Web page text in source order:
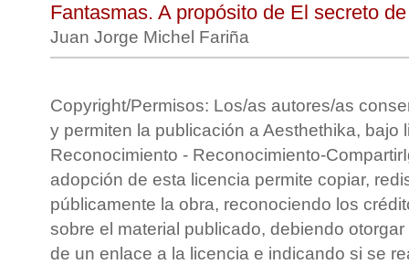
Fantasmas. A propósito de El secreto
Juan Jorge Michel Fariña
Copyright/Permisos: Los/as autores/as
y permiten la publicación a Aesthethika, bajo
Reconocimiento - Reconocimiento-
adopción de esta licencia permite copiar,
públicamente la obra, reconociendo los
sobre el material publicado, debiendo
de un enlace a la licencia e indicando si se